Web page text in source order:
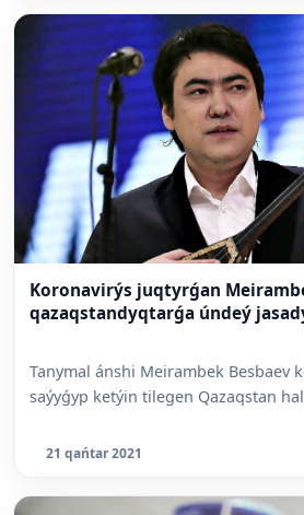
Koronavirýs juqtyrǵan
qazaqstandyqtarǵa úndeý
Tanymal ánshi Meirambek Besbaev
saýyǵyp ketýin tilegen Qazaqstan
21 qańtar 2021